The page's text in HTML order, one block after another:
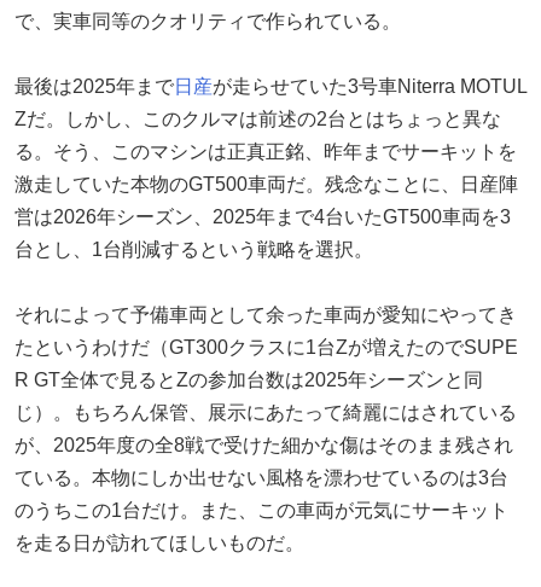
で、実車同等のクオリティで作られている。
最後は2025年まで日産が走らせていた3号車Niterra MOTUL
Zだ。しかし、このクルマは前述の2台とはちょっと異な
る。そう、このマシンは正真正銘、昨年までサーキットを
激走していた本物のGT500車両だ。残念なことに、日産陣
営は2026年シーズン、2025年まで4台いたGT500車両を3
台とし、1台削減するという戦略を選択。
それによって予備車両として余った車両が愛知にやってき
たというわけだ（GT300クラスに1台Zが増えたのでSUPE
R GT全体で見るとZの参加台数は2025年シーズンと同
じ）。もちろん保管、展示にあたって綺麗にはされている
が、2025年度の全8戦で受けた細かな傷はそのまま残され
ている。本物にしか出せない風格を漂わせているのは3台
のうちこの1台だけ。また、この車両が元気にサーキット
を走る日が訪れてほしいものだ。